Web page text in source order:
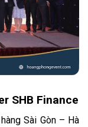
SHB Finance
Sài Gòn – Hà